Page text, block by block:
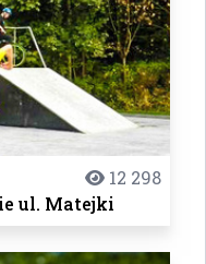
12 298
ul. Matejki